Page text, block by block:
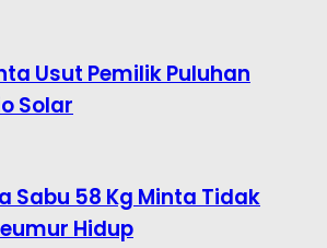
Usut Pemilik Puluhan
Solar
Sabu 58 Kg Minta Tidak
Hidup